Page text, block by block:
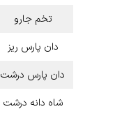
تخم جارو
دان پارس ریز
دان پارس درشت
شاه دانه درشت